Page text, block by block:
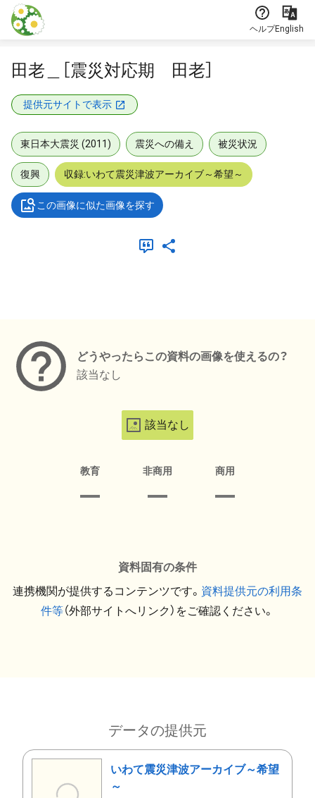
本文に飛ぶ
ヘルプEnglish
田老＿［震災対応期 田老］
提供元サイトで表示
東日本大震災 (2011) 震災への備え 被災状況
復興 収録:いわて震災津波アーカイブ～希望～
この画像に似た画像を探す
どうやったらこの資料の画像を使えるの？
該当なし
該当なし
教育 非商用 商用
資料固有の条件
連携機関が提供するコンテンツです。 資料提供元の利用条
件等（外部サイトへリンク）をご確認ください。
データの提供元
いわて震災津波アーカイブ～希望
～